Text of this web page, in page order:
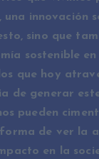
una innovación
sino que
sostenible
que hoy
de generar
pueden
de ver la
en la